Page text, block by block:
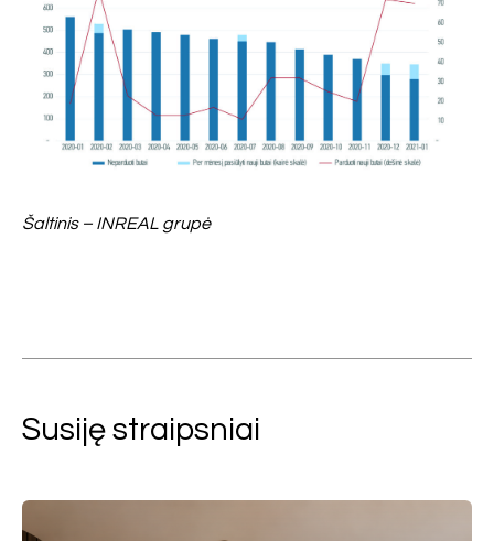
Šaltinis – INREAL grupė
Susiję straipsniai